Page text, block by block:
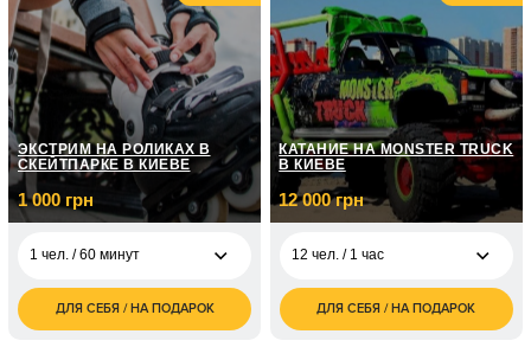
ЭКСТРИМ НА РОЛИКАХ В
СКЕЙТПАРКЕ В КИЕВЕ
1 000 грн
1 чел. / 60 минут
1 000
грн
ДЛЯ СЕБЯ / НА ПОДАРОК
КАТАНИЕ НА MONSTER TRUCK
В КИЕВЕ
12 000 грн
12 чел. / 1 час
12 000
грн
ДЛЯ СЕБЯ / НА ПОДАРОК